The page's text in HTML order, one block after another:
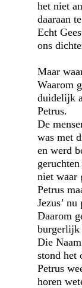
het niet
daaraan
Echt
ons
Maar
Waarom
duidelijk
Petrus.
De
was met
en werd
niet waar
Petrus
Jezus’
Daarom
burgerlijk
Die
stond het
Petrus
horen